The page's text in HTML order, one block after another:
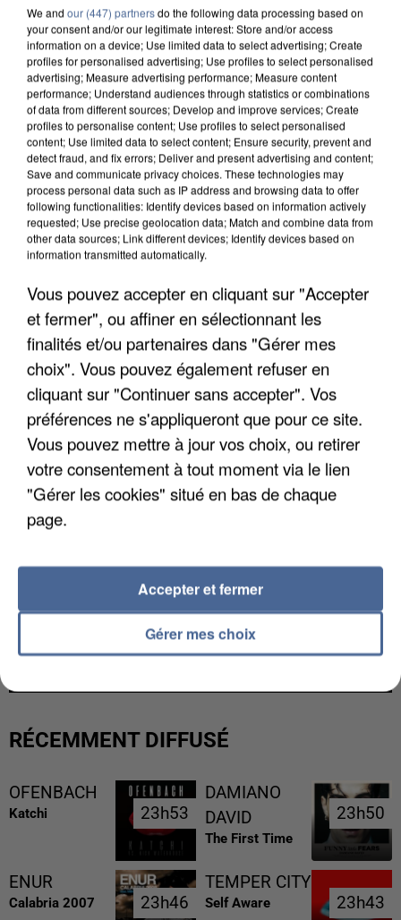
INTERPELLÉ EN ALGÉRIE
UNE TOURISTE DE L’OISE EMPORTÉE PAR UNE
COULÉE DE BOUE EN HAUTE-SAVOIE
RÉCEMMENT DIFFUSÉ
OFENBACH
Katchi 23h53
23h53
DAMIANO
DAVID
The First Time
23h50
23h50
ENUR
Calabria 2007 23h46
23h46
TEMPER CITY
Self Aware 23h43
23h43
We and our (447) partnersdo the following data processing based on
your consent and/or our legitimate interest: Store and/or access
information on a device; Use limited data to select advertising; Create
profiles for personalised advertising; Use profiles to select personalised
advertising; Measure advertising performance; Measure content
performance; Understand audiences through statistics or combinations
of data from different sources; Develop and improve services; Create
profiles to personalise content; Use profiles to select personalised
content; Use limited data to select content; Ensure security, prevent and
detect fraud, and fix errors; Deliver and present advertising and content;
Save and communicate privacy choices. These technologies may
process personal data such as IP address and browsing data to offer
following functionalities: Identify devices based on information actively
requested; Use precise geolocation data; Match and combine data from
other data sources; Link different devices; Identify devices based on
information transmitted automatically.
Vous pouvez accepter en cliquant sur "Accepter
et fermer", ou affiner en sélectionnant les
finalités et/ou partenaires dans "Gérer mes
choix". Vous pouvez également refuser en
cliquant sur "Continuer sans accepter". Vos
préférences ne s'appliqueront que pour ce site.
Vous pouvez mettre à jour vos choix, ou retirer
votre consentement à tout moment via le lien
"Gérer les cookies" situé en bas de chaque
page.
Gérer mes choix
Accepter et fermer